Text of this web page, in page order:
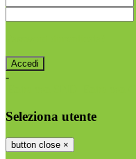
-
Seleziona utente
button close ×